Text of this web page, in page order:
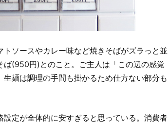
ソースやカレー味など焼きそばがズラっと並
(950円)とのこと。ご主人は「この辺の感覚
麺は調理の手間も掛かるため仕方ない部分も
定が全体的に安すぎると思っている。消費者